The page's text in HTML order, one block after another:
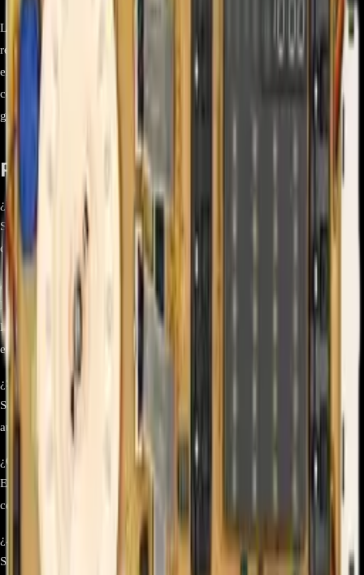
La Tarjeta Main DC92-02594W
recomendada para técnicos y usuarios que desean mantener el
electrodoméstico en condiciones óptimas. Su integración asegura
compatibilidad y rendimiento sin riesgos de fallas por repuestos
genéricos.
Preguntas Frecuentes
¿Este repuesto es original de Samsung?
Sí, la tarjeta Main DC92-02594W es un repuesto original Samsung,
diseñado con estándares de calidad de la marca.
¿Con qué modelos de lavadoras es compatible?
Es compatible con varios modelos de lavadoras Samsung que utilizan
la referencia DC92-02594W. Se recomienda verificar el manual o
etiqueta de la lavadora.
¿Se necesita técnico especializado para instalarla?
Se recomienda que la instalación sea realizada por un técnico
autorizado para garantizar seguridad y correcto funcionamiento.
¿Qué función cumple esta tarjeta?
Es la tarjeta principal que controla los ciclos de lavado, enjuague y
centrifugado, además de gestionar el panel de control.
¿Aumenta la vida útil de la lavadora?
Sí, reemplazar la tarjeta dañada por una original permite prolongar el